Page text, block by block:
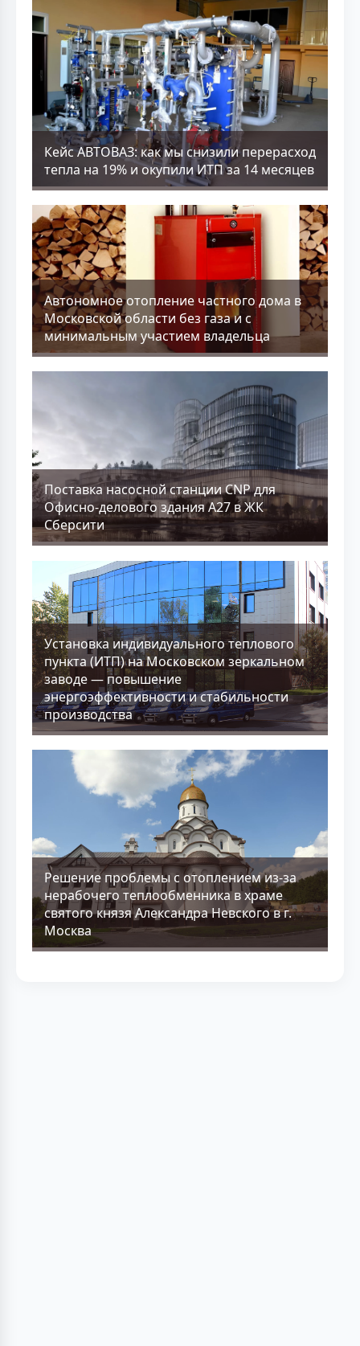
Кейс АВТОВАЗ: как мы снизили перерасход
тепла на 19% и окупили ИТП за 14 месяцев
Aвтономное отопление частного дома в
Московской области без газа и с
минимальным участием владельца
Поставка насосной станции CNP для
Офисно-делового здания А27 в ЖК
Сберсити
Установка индивидуального теплового
пункта (ИТП) на Московском зеркальном
заводе — повышение
энергоэффективности и стабильности
производства
Решение проблемы с отоплением из-за
нерабочего теплообменника в храме
святого князя Александра Невского в г.
Москва